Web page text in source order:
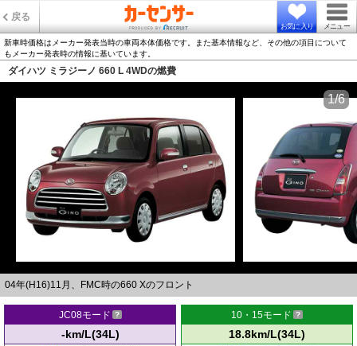
戻る
お気に入り メニュー
新車時価格はメーカー発表当時の車両本体価格です。また基本情報など、その他の項目について
もメーカー発表時の情報に基いています。
ダイハツ ミラジーノ 660 L 4WDの燃費
04年(H16)11月、FMC時の660 Xのフロント
1/6
JC08モード
-km/L(34L)
10・15モード
18.8km/L(34L)